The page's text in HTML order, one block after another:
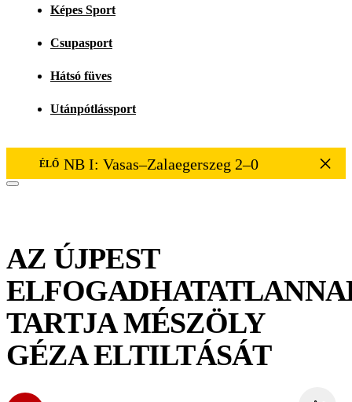
Képes Sport
Csupasport
Hátsó füves
Utánpótlássport
ÉLŐ NB I: Vasas–Zalaegerszeg 2–0
AZ ÚJPEST
TARTJA MÉSZÖLY
GÉZA ELTILTÁSÁT